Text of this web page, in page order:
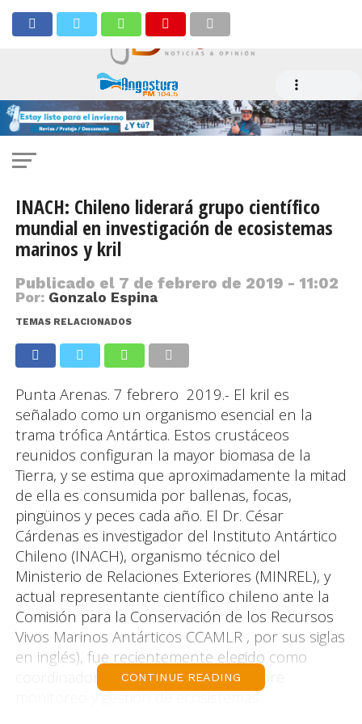
INACH: Chileno liderará grupo científico
mundial en investigación de ecosistemas
marinos y kril
Publicado el 7 de febrero de 2019 - 11:02
Por: Gonzalo Espina
TEMAS RELACIONADOS
Punta Arenas. 7 febrero 2019.- El kril es
señalado como un organismo esencial en la
trama trófica Antártica. Estos crustáceos
reunidos configuran la mayor biomasa de la
Tierra, y se estima que aproximadamente la mitad
de ella es consumida por ballenas, focas,
pingüinos y peces cada año. El Dr. César
Cárdenas es investigador del Instituto Antártico
Chileno (INACH), organismo técnico del
Ministerio de Relaciones Exteriores (MINREL), y
actual representante científico chileno ante la
Comisión para la Conservación de los Recursos
Vivos Marinos Antárticos CCAMLR , por sus siglas
en inglés), fue recientemente elegido como
coordinador del grupo de trabajo sobre
monitoreo y gestión de ecosistemas.
CONTINUE READING